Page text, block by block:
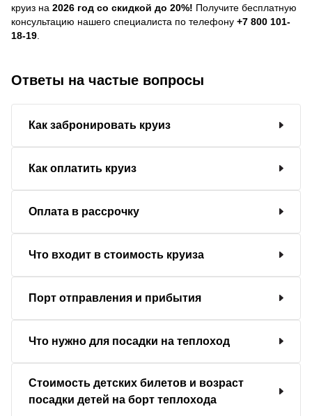
круиз на 2026 год со скидкой до 20%! Получите бесплатную
консультацию нашего специалиста по телефону +7 800 101-
18-19
Ответы на частые вопросы
Как забронировать круиз
Как оплатить круиз
Оплата в рассрочку
Что входит в стоимость круиза
Порт отправления и прибытия
Что нужно для посадки на теплоход
Стоимость детских билетов и возраст
посадки детей на борт теплохода